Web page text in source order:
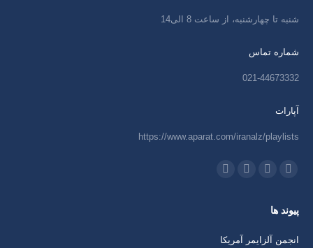
شنبه تا چهارشنبه، از ساعت 8 الی14
شماره تماس
021-44673332
آپارات
https://www.aparat.com/iranalz/playlists
ما را دنبال کنید در:
کردن
پیوند ها
انجمن آلزایمر آمریکا